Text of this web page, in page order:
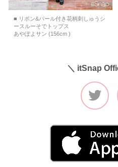
■ リボン&パール付き花柄刺しゅうシ
ースルーそでトップス
あやぽよサン (156cm )
＼ itSnap